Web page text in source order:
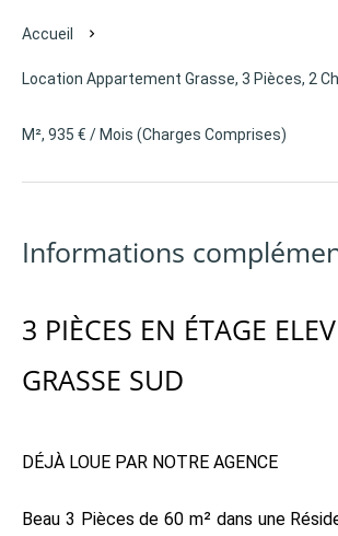
Accueil
Location Appartement Grasse, 3 Pièces, 2
M², 935 € / Mois (Charges Comprises)
Informations
3 PIÈCES EN ÉTAGE
GRASSE SUD
DÉJÀ LOUE PAR NOTRE AGENCE
Beau 3 Pièces de 60 m² dans une